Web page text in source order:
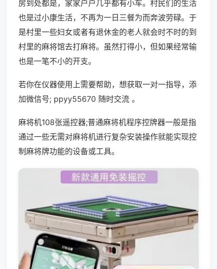
房到处都是，家家户户几乎都有小车。村民们的生活
也是过小康生活，不再为一日三餐为而奔波劳碌。于
是村里一些妇女或者有退休金的老人就会时不时的到
村里的麻将馆去打麻将。虽然打得小，但如果经常输
也是一笔不小的开支。
若你在仪器使用上需要帮助，想获取一对一指导，添
加微信号; ppyy55670 随时交流 。
麻将机108张遥控器;普通麻将机程序控牌器一般是指
通过一些无需对麻将机进行复杂安装操作就能实现控
制麻将牌功能的设备或工具。